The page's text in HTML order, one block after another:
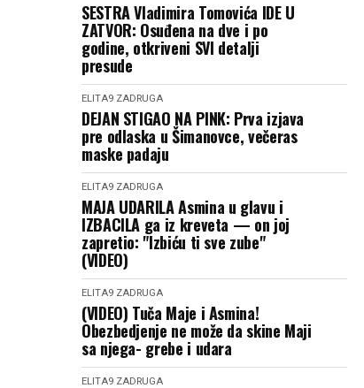
SESTRA Vladimira Tomovića IDE U
ZATVOR: Osuđena na dve i po
godine, otkriveni SVI detalji
presude
ELITA9 ZADRUGA
DEJAN STIGAO NA PINK: Prva izjava
pre odlaska u Šimanovce, večeras
maske padaju
ELITA9 ZADRUGA
MAJA UDARILA Asmina u glavu i
IZBACILA ga iz kreveta — on joj
zapretio: "Izbiću ti sve zube"
(VIDEO)
ELITA9 ZADRUGA
(VIDEO) Tuča Maje i Asmina!
Obezbedjenje ne može da skine Maji
sa njega- grebe i udara
ELITA9 ZADRUGA